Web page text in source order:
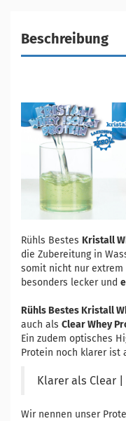
Beschreibung
Rühls Bestes Kristall
die Zubereitung in
somit nicht nur extrem
besonders lecker und
Rühls Bestes Kristall
auch als Clear Whey
Ein zudem optisches
Protein noch klarer ist
Klarer als Clear
Wir nennen unser